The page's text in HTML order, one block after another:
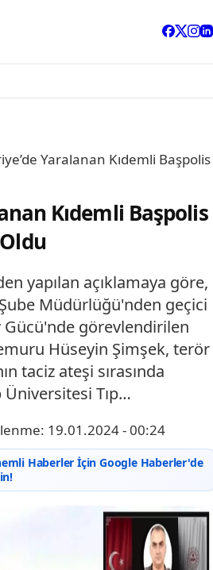
Yaralanan Kıdemli Başpolis
Kıdemli Başpolis
yapılan açıklamaya göre,
Müdürlüğü'nden geçici
Gücü'nde görevlendirilen
Hüseyin Şimşek, terör
taciz ateşi sırasında
Üniversitesi Tıp…
19.01.2024 - 00:24
Haberler İçin Google Haberler'de